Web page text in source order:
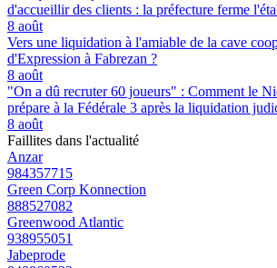
d'accueillir des clients : la préfecture ferme
8 août
Vers une liquidation à l'amiable de la cave
d'Expression à Fabrezan ?
8 août
"On a dû recruter 60 joueurs" : Comment le
prépare à la Fédérale 3 après la liquidation
8 août
Faillites dans l'actualité
Anzar
984357715
Green Corp Konnection
888527082
Greenwood Atlantic
938955051
Jabeprode